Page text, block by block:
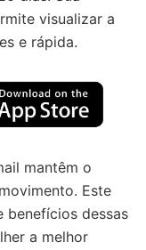
visualizar a
e rápida.
mantêm o
Este
benefícios dessas
a melhor